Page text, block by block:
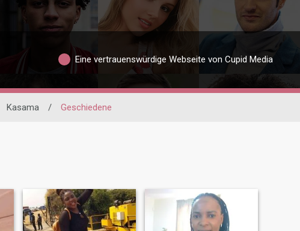
Eine vertrauenswürdige Webseite von Cupid Media
Kasama / Geschiedene